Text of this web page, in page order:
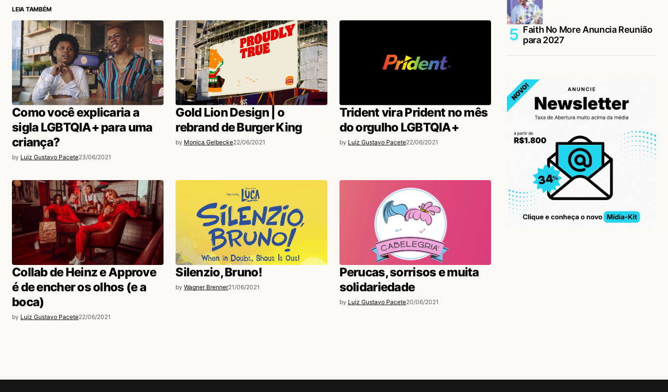
LEIA TAMBÉM
Como você explicaria a
sigla LGBTQIA+ para uma
criança?
by Luiz Gustavo Pacete23/06/2021
Gold Lion Design | o
rebrand de Burger King
by Monica Gelbecke22/06/2021
Trident vira Prident no mês
do orgulho LGBTQIA+
by Luiz Gustavo Pacete22/06/2021
Collab de Heinz e Approve
é de encher os olhos (e a
boca)
by Luiz Gustavo Pacete22/06/2021
Silenzio, Bruno!
by Wagner Brenner21/06/2021
Perucas, sorrisos e muita
solidariedade
by Luiz Gustavo Pacete20/06/2021
Faith No More Anuncia Reunião
para 2027